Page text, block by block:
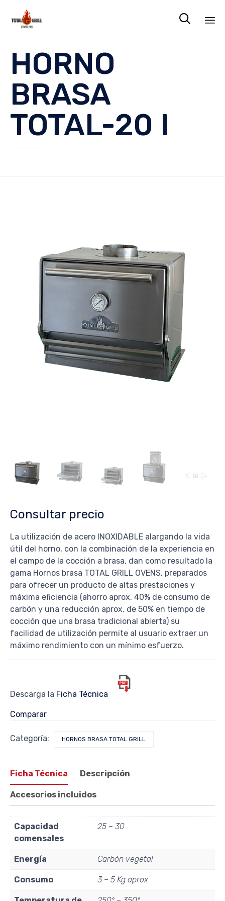

HORNO
BRASA
TOTAL-20 I
Consultar precio
La utilización de acero INOXIDABLE alargando la vida
útil del horno, con la combinación de la experiencia en
el campo de la cocción a brasa, dan como resultado la
gama Hornos brasa TOTAL GRILL OVENS, preparados
para ofrecer un producto de altas prestaciones y
máxima eficiencia (ahorro aprox. 40% de consumo de
carbón y una reducción aprox. de 50% en tiempo de
cocción que una brasa tradicional abierta) su
facilidad de utilización permite al usuario extraer un
máximo rendimiento con un mínimo esfuerzo.
Descarga la Ficha Técnica
Comparar
Categoría: HORNOS BRASA TOTAL GRILL
Ficha Técnica Descripción
Accesorios incluidos
Capacidad
comensales
25 – 30
Energía Carbón vegetal
Consumo 3 – 5 Kg aprox